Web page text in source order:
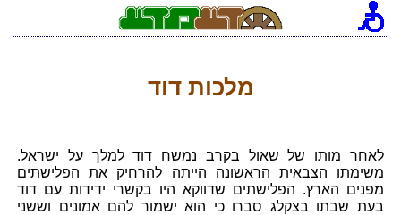
מלכות דוד
לאחר מותו של שאול בקרב נמשח דוד למלך על ישראל.
משימתו הצבאית הראשונה הייתה להרחיק את הפלישתים
מפנים הארץ. הפלישתים שדווקא היו בקשרי ידידות עם דוד
בעת שבתו בצקלג סברו כי הוא ישמור להם אמונים וששני